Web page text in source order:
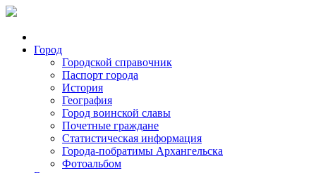
Город
Городской справочник
Паспорт города
История
География
Город воинской славы
Почетные граждане
Статистическая информация
Города-побратимы Архангельска
Фотоальбом